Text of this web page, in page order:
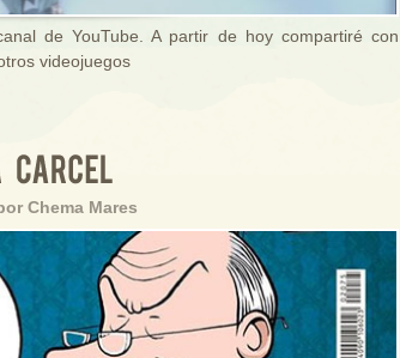
de YouTube. A partir de hoy compartiré con
videojuegos
Chema Mares